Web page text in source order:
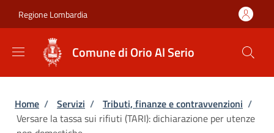
Regione Lombardia
Comune di Orio Al Serio
Briciole di pane
Home / Servizi / Tributi, finanze e contravvenzioni /
Versare la tassa sui rifiuti (TARI): dichiarazione per utenze